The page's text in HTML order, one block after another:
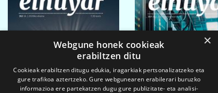
×
Webgune honek cookieak
erabiltzen ditu
Cookieak erabiltzen ditugu edukia, iragarkiak pertsonalizatzeko eta
gure trafikoa aztertzeko. Gure webgunearen erabilerari buruzko
informazioa ere partekatzen dugu gure publizitate- eta analisi-